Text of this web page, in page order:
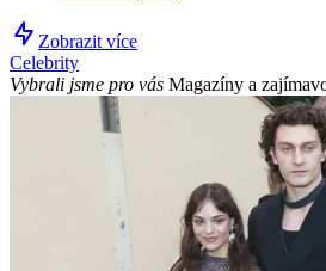
Zobrazit více
Celebrity
Vybrali jsme pro vás Magazíny a